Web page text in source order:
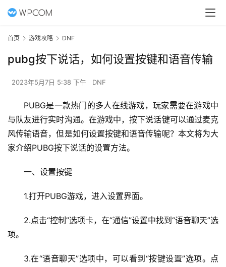
首页 游戏攻略 DNF
pubg按下说话，如何设置按键和语音传输
2023年5月7日 5:38 下午 DNF
PUBG是一款热门的多人在线游戏，玩家需要在游戏中
与队友进行实时沟通。在游戏中，按下说话键可以通过麦克
风传输语音，但是如何设置按键和语音传输呢？本文将为大
家介绍PUBG按下说话的设置方法。
一、设置按键
1.打开PUBG游戏，进入设置界面。
2.点击“控制”选项卡，在“通信”设置中找到“语音聊天”选
项。
3.在“语音聊天”选项中，可以看到“按键设置”选项。点